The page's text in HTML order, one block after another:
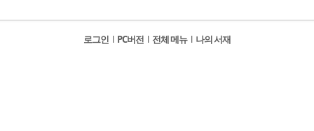
로그인 l PC버전 l 전체 메뉴 l 나의 서재